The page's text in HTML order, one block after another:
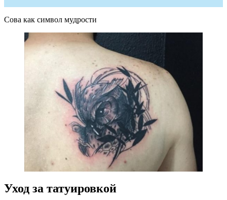
Сова как символ мудрости
Уход за татуировкой